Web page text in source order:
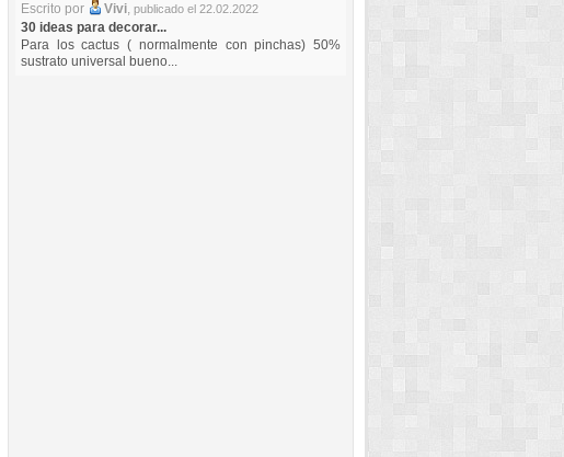
Escrito por
Vivi, publicado el 22.02.2022
30 ideas para decorar...
Para los cactus ( normalmente con pinchas) 50%
sustrato universal bueno...